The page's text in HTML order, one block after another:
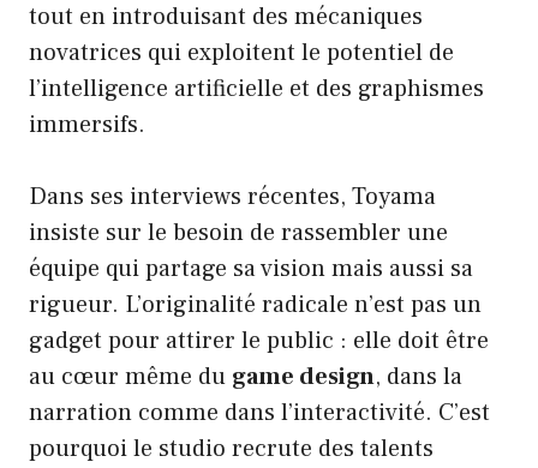
tout en introduisant des mécaniques
novatrices qui exploitent le potentiel de
l’intelligence artificielle et des graphismes
immersifs.
Dans ses interviews récentes, Toyama
insiste sur le besoin de rassembler une
équipe qui partage sa vision mais aussi sa
rigueur. L’originalité radicale n’est pas un
gadget pour attirer le public : elle doit être
au cœur même du game design, dans la
narration comme dans l’interactivité. C’est
pourquoi le studio recrute des talents